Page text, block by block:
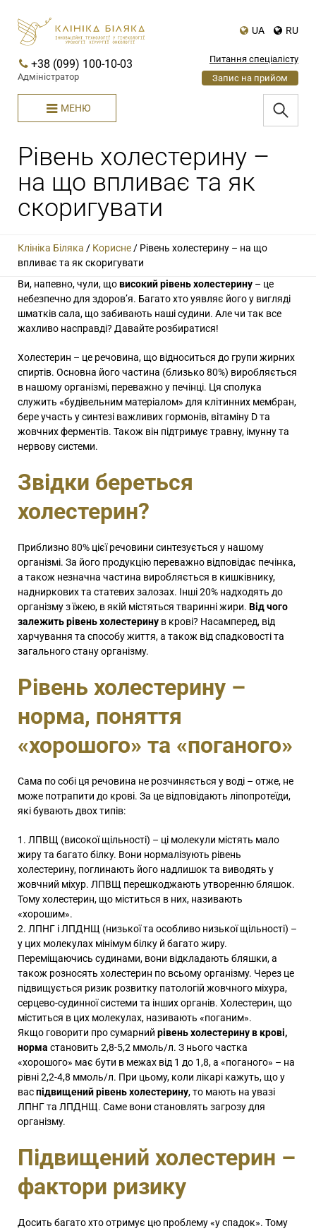
UA RU
+38 (099) 100-10-03
Адміністратор
Питання спеціалісту
Запис на прийом
МЕНЮ
Рівень холестерину –
на що впливає та як
скоригувати
Клініка Біляка / Корисне/ Рівень холестерину – на що
впливає та як скоригувати
Ви, напевно, чули, щовисокий рівень холестерину – це
небезпечно для здоров’я. Багато хто уявляє його у вигляді
шматків сала, що забивають наші судини. Але чи так все
жахливо насправді? Давайте розбиратися!
Холестерин – це речовина, що відноситься до групи жирних
спиртів. Основна його частина (близько 80%) виробляється
в нашому організмі, переважно у печінці. Ця сполука
служить «будівельним матеріалом» для клітинних мембран,
бере участь у синтезі важливих гормонів, вітаміну D та
жовчних ферментів. Також він підтримує травну, імунну та
нервову системи.
Звідки береться
холестерин?
Приблизно 80% цієї речовини синтезується у нашому
організмі. За його продукцію переважно відповідає печінка,
а також незначна частина виробляється в кишківнику,
надниркових та статевих залозах. Інші 20% надходять до
організму з їжею, в якій містяться тваринні жири. Від чого
залежить рівень холестерину в крові? Насамперед, від
харчування та способу життя, а також від спадковості та
загального стану організму.
Рівень холестерину –
норма, поняття
«хорошого» та «поганого»
Сама по собі ця речовина не розчиняється у воді – отже, не
може потрапити до крові. За це відповідають ліпопротеїди,
які бувають двох типів:
ЛПВЩ (високої щільності) – ці молекули містять мало
жиру та багато білку. Вони нормалізують рівень
холестерину, поглинають його надлишок та виводять у
жовчний міхур. ЛПВЩ перешкоджають утворенню бляшок.
Тому холестерин, що міститься в них, називають
«хорошим».
ЛПНГ і ЛПДНЩ (низької та особливо низької щільності) –
у цих молекулах мінімум білку й багато жиру.
Переміщаючись судинами, вони відкладають бляшки, а
також розносять холестерин по всьому організму. Через це
підвищується ризик розвитку патологій жовчного міхура,
серцево-судинної системи та інших органів. Холестерин, що
міститься в цих молекулах, називають «поганим».
Якщо говорити про сумарний рівень холестерину в крові,
норма становить 2,8-5,2 ммоль/л. З нього частка
«хорошого» має бути в межах від 1 до 1,8, а «поганого» – на
рівні 2,2-4,8 ммоль/л. При цьому, коли лікарі кажуть, що у
васпідвищений рівень холестерину, то мають на увазі
ЛПНГ та ЛПДНЩ. Саме вони становлять загрозу для
організму.
Підвищений холестерин –
фактори ризику
Досить багато хто отримує цю проблему «у спадок». Тому